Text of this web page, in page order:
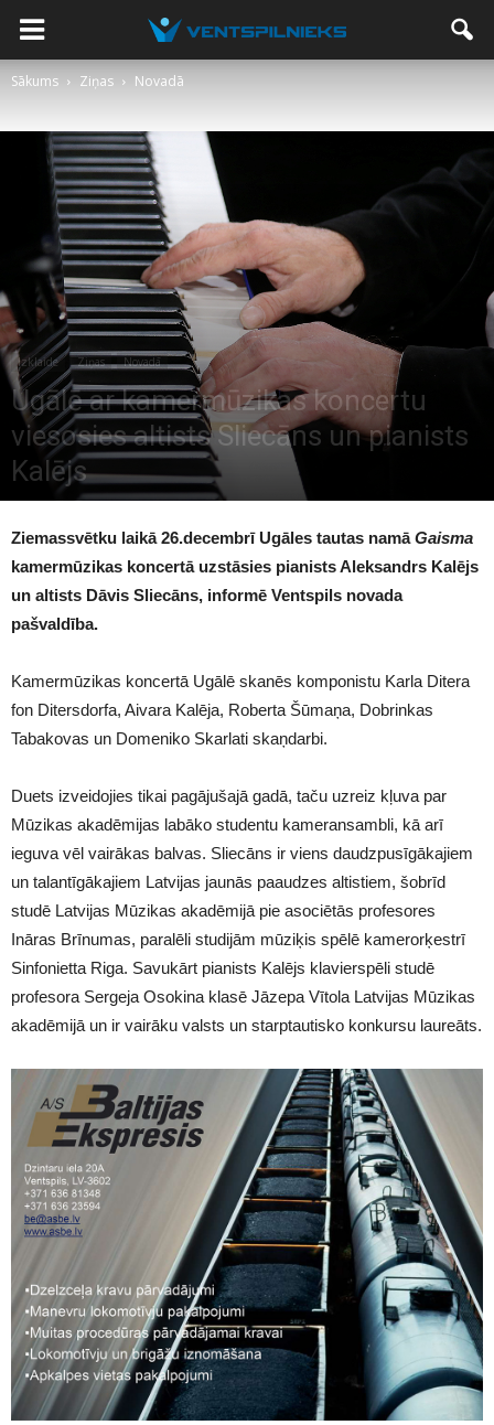
Sākums Ziņas Novadā
Izklaide Ziņas Novadā
Ugālē ar kamermūzikas koncertu
viesosies altists Sliecāns un pianists
Kalējs
2687
Ziemassvētku laikā 26.decembrī Ugāles tautas namāGaisma
kamermūzikas koncertā uzstāsies pianists Aleksandrs Kalējs
un altists Dāvis Sliecāns, informē Ventspils novada
pašvaldība.
Kamermūzikas koncertā Ugālē skanēs komponistu Karla Ditera
fon Ditersdorfa, Aivara Kalēja, Roberta Šūmaņa, Dobrinkas
Tabakovas un Domeniko Skarlati skaņdarbi.
Duets izveidojies tikai pagājušajā gadā, taču uzreiz kļuva par
Mūzikas akadēmijas labāko studentu kameransambli, kā arī
ieguva vēl vairākas balvas. Sliecāns ir viens daudzpusīgākajiem
un talantīgākajiem Latvijas jaunās paaudzes altistiem, šobrīd
studē Latvijas Mūzikas akadēmijā pie asociētās profesores
Ināras Brīnumas, paralēli studijām mūziķis spēlē kamerorķestrī
Sinfonietta Riga. Savukārt pianists Kalējs klavierspēli studē
profesora Sergeja Osokina klasē Jāzepa Vītola Latvijas Mūzikas
akadēmijā un ir vairāku valsts un starptautisko konkursu laureāts.